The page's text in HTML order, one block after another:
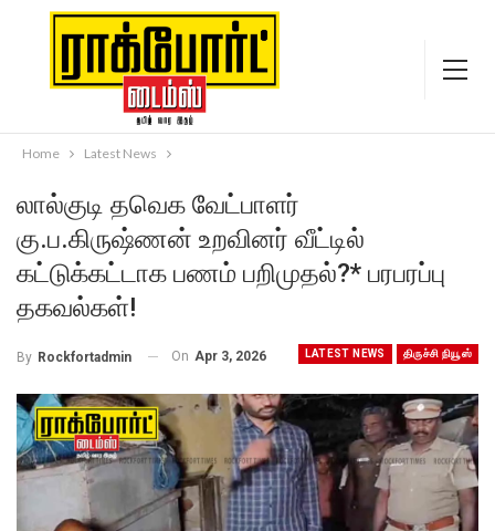
Home Latest News
லால்குடி தவெக வேட்பாளர்
கு.ப.கிருஷ்ணன் உறவினர் வீட்டில்
கட்டுக்கட்டாக பணம் பறிமுதல்?* பரபரப்பு
தகவல்கள்!
LATEST NEWS திருச்சி நியூஸ்
By Rockfortadmin On Apr 3, 2026